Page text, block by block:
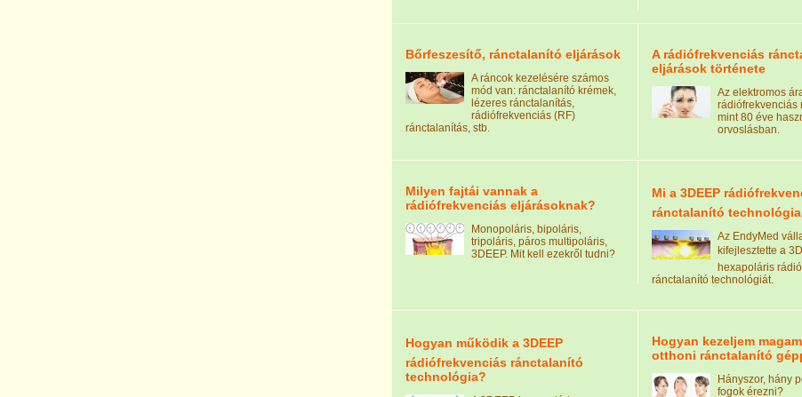
Bőrfeszesítő, ránctalanító eljárások
A ráncok kezelésére számos
mód van: ránctalanító krémek,
lézeres ránctalanítás,
rádiófrekvenciás (RF)
ránctalanítás, stb.
A rádiófrekvenciás
eljárások története
Az elektromos
rádiófrekvenciás
mint 80 éve
orvoslásban.
Milyen fajtái vannak a
rádiófrekvenciás eljárásoknak?
Monopoláris, bipoláris,
tripoláris, páros multipoláris,
3DEEP. Mit kell ezekről tudni?
Mi a 3DEEP
ránctalanító
Az EndyMed
kifejlesztette a
hexapoláris
ránctalanító technológiát.
Hogyan működik a 3DEEP
rádiófrekvenciás ránctalanító
technológia?
Hogyan kezeljem
otthoni ránctalanító
Hányszor, hány
fogok érezni?